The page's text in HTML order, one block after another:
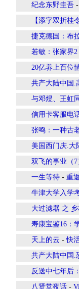
纪念东野圭吾 -
【添字双折桂
捷克德国：布
若敏：张家界
20亿养上百位
共产大陆中国.
与邓煜、王虹
信用卡客服电
张鸣：一种古
美国西门庆.大
双飞的事业（7
一生等待 - 重
牛津大学入学
大过滤器 之
寿康宝鉴16：
天上的云 -快
共产大陆中国.
反送中七年后
八贤堂夜话 -